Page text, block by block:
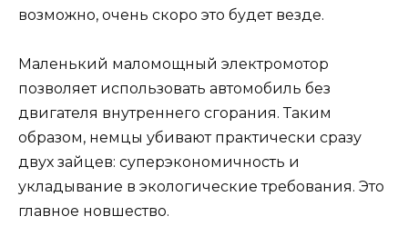
возможно, очень скоро это будет везде.
Маленький маломощный электромотор
позволяет использовать автомобиль без
двигателя внутреннего сгорания. Таким
образом, немцы убивают практически сразу
двух зайцев: суперэкономичность и
укладывание в экологические требования. Это
главное новшество.